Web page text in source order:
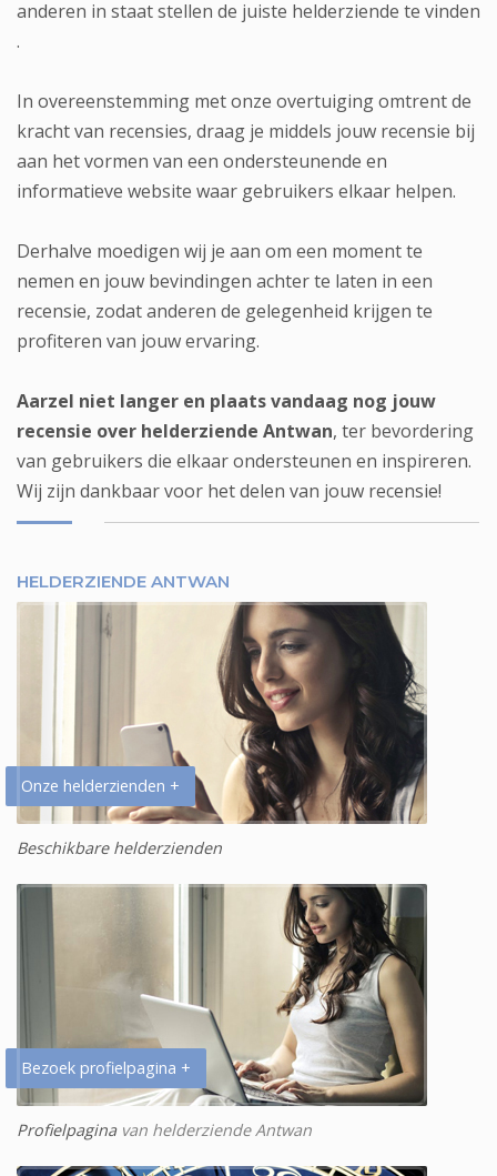
anderen in staat stellen de juiste helderziende te vinden
.
In overeenstemming met onze overtuiging omtrent de
kracht van recensies, draag je middels jouw recensie bij
aan het vormen van een ondersteunende en
informatieve website waar gebruikers elkaar helpen.
Derhalve moedigen wij je aan om een moment te
nemen en jouw bevindingen achter te laten in een
recensie, zodat anderen de gelegenheid krijgen te
profiteren van jouw ervaring.
Aarzel niet langer en plaats vandaag nog jouw
recensie over helderziende Antwan, ter bevordering
van gebruikers die elkaar ondersteunen en inspireren.
Wij zijn dankbaar voor het delen van jouw recensie!
HELDERZIENDE ANTWAN
Onze helderzienden +
Beschikbare helderzienden
Bezoek profielpagina +
Profielpagina van helderziende Antwan